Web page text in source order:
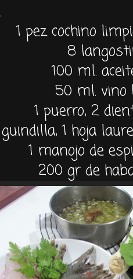
1 pez cochino
8
100 ml.
50 ml. vino
1 puerro, 2
1 hoja
1 manojo de
200 gr de